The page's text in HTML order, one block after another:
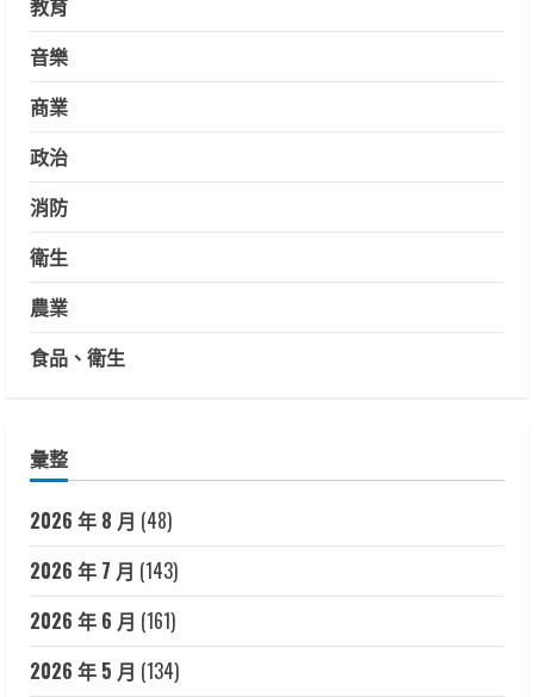
教育
音樂
商業
政治
消防
衛生
農業
食品、衛生
彙整
2026 年 8 月 (48)
2026 年 7 月 (143)
2026 年 6 月 (161)
2026 年 5 月 (134)